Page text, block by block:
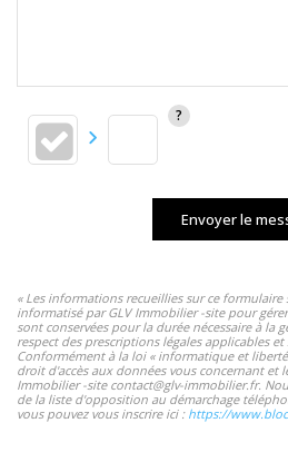
Envoyer le
« Les informations recueillies sur ce
informatisé par GLV Immobilier -site pour
sont conservées pour la durée nécessaire à la
respect des prescriptions légales applicables
Conformément à la loi « informatique et
droit d'accès aux données vous concernant et
Immobilier -site contact@glv-immobilier.fr.
de la liste d'opposition au démarchage
vous pouvez vous inscrire ici : https://